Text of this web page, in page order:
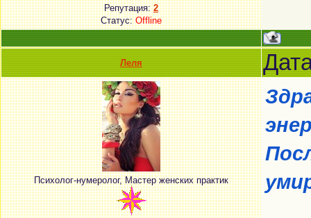
Репутация:2
Статус:Offline
Леля
Психолог-нумеролог, Мастер женских практик